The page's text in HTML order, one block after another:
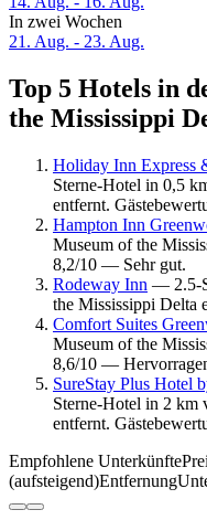
In zwei Wochen
21. Aug. - 23. Aug.
Top 5 Hotels in
the Mississippi
Holiday Inn Express
Sterne-Hotel in 0,5
entfernt.
Hampton Inn
Museum of the
8,2/10 — Sehr gut.
Rodeway Inn — 2.5-
the Mississippi Delta
Comfort Suites
Museum of the
8,6/10 —
SureStay Plus Hotel
Sterne-Hotel in 2 km
entfernt.
Empfohlene Unterkünfte
(aufsteigend)Entfernung